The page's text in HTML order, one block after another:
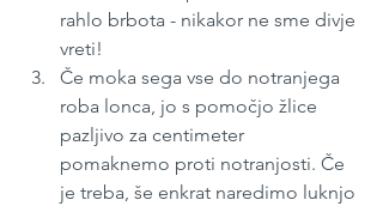
rahlo brbota - nikakor ne sme divje
vreti!
Če moka sega vse do notranjega
roba lonca, jo s pomočjo žlice
pazljivo za centimeter
pomaknemo proti notranjosti. Če
je treba, še enkrat naredimo luknjo